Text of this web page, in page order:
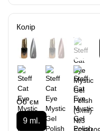
Колір
Об`єм
9 ml.